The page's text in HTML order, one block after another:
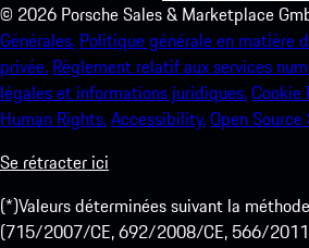
© 2026 Porsche Sales & Marketplace
Générales. Politique générale en matière
privée. Règlement relatif aux services
légales et informations juridiques.Cookie
Human Rights.Accessibility.Open
Se rétracter ici
(*)Valeurs déterminées suivant la
(715/2007/CE, 692/2008/CE, 566/